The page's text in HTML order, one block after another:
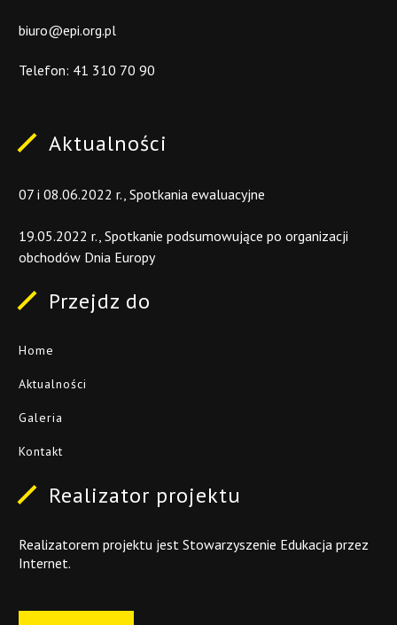
biuro@epi.org.pl
Telefon: 41 310 70 90
Aktualności
07 i 08.06.2022 r., Spotkania ewaluacyjne
19.05.2022 r., Spotkanie podsumowujące po organizacji
obchodów Dnia Europy
Przejdz do
Home
Aktualności
Galeria
Kontakt
Realizator projektu
Realizatorem projektu jest Stowarzyszenie Edukacja przez
Internet.